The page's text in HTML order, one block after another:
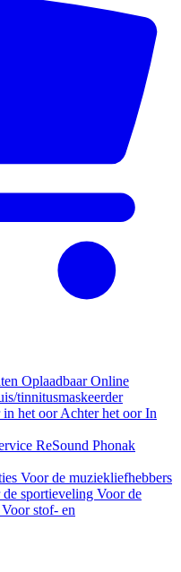
OplaadbaarOnline
tinnitusmaskeerder
in het oorAchter het oorIn
ReSound Phonak
Voor de muziekliefhebbers
de sportieveling Voor de
Voor stof- en